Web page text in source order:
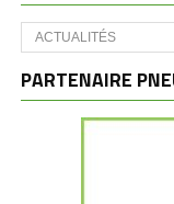
Catégories
et
PARTENAIRE